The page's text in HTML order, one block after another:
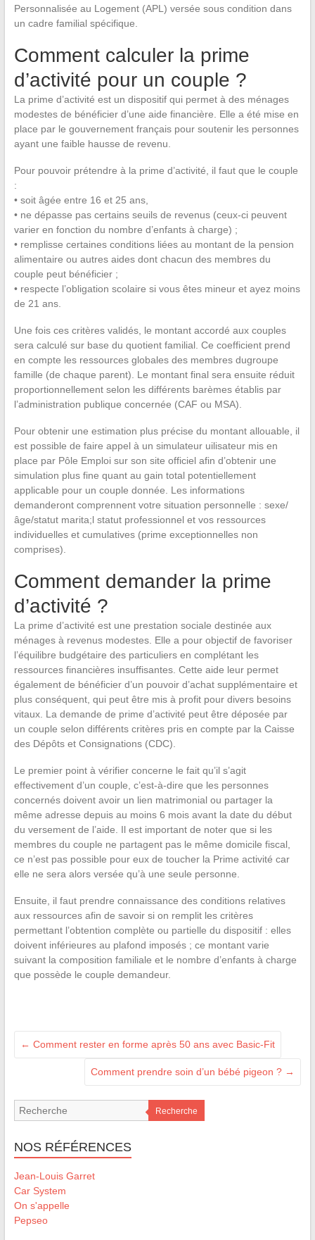
Personnalisée au Logement (APL) versée sous condition dans
un cadre familial spécifique.
Comment calculer la prime
d’activité pour un couple ?
La prime d’activité est un dispositif qui permet à des ménages
modestes de bénéficier d’une aide financière. Elle a été mise en
place par le gouvernement français pour soutenir les personnes
ayant une faible hausse de revenu.
Pour pouvoir prétendre à la prime d’activité, il faut que le couple
:
• soit âgée entre 16 et 25 ans,
• ne dépasse pas certains seuils de revenus (ceux-ci peuvent
varier en fonction du nombre d’enfants à charge) ;
• remplisse certaines conditions liées au montant de la pension
alimentaire ou autres aides dont chacun des membres du
couple peut bénéficier ;
• respecte l’obligation scolaire si vous êtes mineur et ayez moins
de 21 ans.
Une fois ces critères validés, le montant accordé aux couples
sera calculé sur base du quotient familial. Ce coefficient prend
en compte les ressources globales des membres dugroupe
famille (de chaque parent). Le montant final sera ensuite réduit
proportionnellement selon les différents barèmes établis par
l’administration publique concernée (CAF ou MSA).
Pour obtenir une estimation plus précise du montant allouable, il
est possible de faire appel à un simulateur uilisateur mis en
place par Pôle Emploi sur son site officiel afin d’obtenir une
simulation plus fine quant au gain total potentiellement
applicable pour un couple donnée. Les informations
demanderont comprennent votre situation personnelle : sexe/
âge/statut marita;l statut professionnel et vos ressources
individuelles et cumulatives (prime exceptionnelles non
comprises).
Comment demander la prime
d’activité ?
La prime d’activité est une prestation sociale destinée aux
ménages à revenus modestes. Elle a pour objectif de favoriser
l’équilibre budgétaire des particuliers en complétant les
ressources financières insuffisantes. Cette aide leur permet
également de bénéficier d’un pouvoir d’achat supplémentaire et
plus conséquent, qui peut être mis à profit pour divers besoins
vitaux. La demande de prime d’activité peut être déposée par
un couple selon différents critères pris en compte par la Caisse
des Dépôts et Consignations (CDC).
Le premier point à vérifier concerne le fait qu’il s’agit
effectivement d’un couple, c’est-à-dire que les personnes
concernés doivent avoir un lien matrimonial ou partager la
même adresse depuis au moins 6 mois avant la date du début
du versement de l’aide. Il est important de noter que si les
membres du couple ne partagent pas le même domicile fiscal,
ce n’est pas possible pour eux de toucher la Prime activité car
elle ne sera alors versée qu’à une seule personne.
Ensuite, il faut prendre connaissance des conditions relatives
aux ressources afin de savoir si on remplit les critères
permettant l’obtention complète ou partielle du dispositif : elles
doivent inférieures au plafond imposés ; ce montant varie
suivant la composition familiale et le nombre d’enfants à charge
que possède le couple demandeur.
← Comment rester en forme après 50 ans avec Basic-Fit
Comment prendre soin d’un bébé pigeon ? →
Recherche
NOS RÉFÉRENCES
Jean-Louis Garret
Car System
On s'appelle
Pepseo